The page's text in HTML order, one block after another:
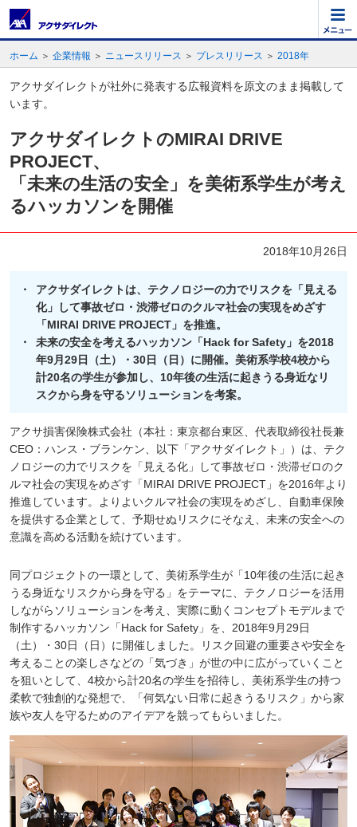
ホーム ＞ 企業情報 ＞ ニュースリリース ＞ プレスリリース ＞ 2018年
アクサダイレクトが社外に発表する広報資料を原文のまま掲載して
います。
アクサダイレクトのMIRAI DRIVE
PROJECT、
「未来の生活の安全」を美術系学生が考え
るハッカソンを開催
2018年10月26日
・
アクサダイレクトは、テクノロジーの力でリスクを「見える
化」して事故ゼロ・渋滞ゼロのクルマ社会の実現をめざす
「MIRAI DRIVE PROJECT」を推進。
・
未来の安全を考えるハッカソン「Hack for Safety」を2018
年9月29日（土）・30日（日）に開催。美術系学校4校から
計20名の学生が参加し、10年後の生活に起きうる身近なリ
スクから身を守るソリューションを考案。
アクサ損害保険株式会社（本社：東京都台東区、代表取締役社長兼
CEO：ハンス・ブランケン、以下「アクサダイレクト」）は、テク
ノロジーの力でリスクを「見える化」して事故ゼロ・渋滞ゼロのク
ルマ社会の実現をめざす「MIRAI DRIVE PROJECT」を2016年より
推進しています。よりよいクルマ社会の実現をめざし、自動車保険
を提供する企業として、予期せぬリスクにそなえ、未来の安全への
意識を高める活動を続けています。
同プロジェクトの一環として、美術系学生が「10年後の生活に起き
うる身近なリスクから身を守る」をテーマに、テクノロジーを活用
しながらソリューションを考え、実際に動くコンセプトモデルまで
制作するハッカソン「Hack for Safety」を、2018年9月29日
（土）・30日（日）に開催しました。リスク回避の重要さや安全を
考えることの楽しさなどの「気づき」が世の中に広がっていくこと
を狙いとして、4校から計20名の学生を招待し、美術系学生の持つ
柔軟で独創的な発想で、「何気ない日常に起きうるリスク」から家
族や友人を守るためのアイデアを競ってもらいました。